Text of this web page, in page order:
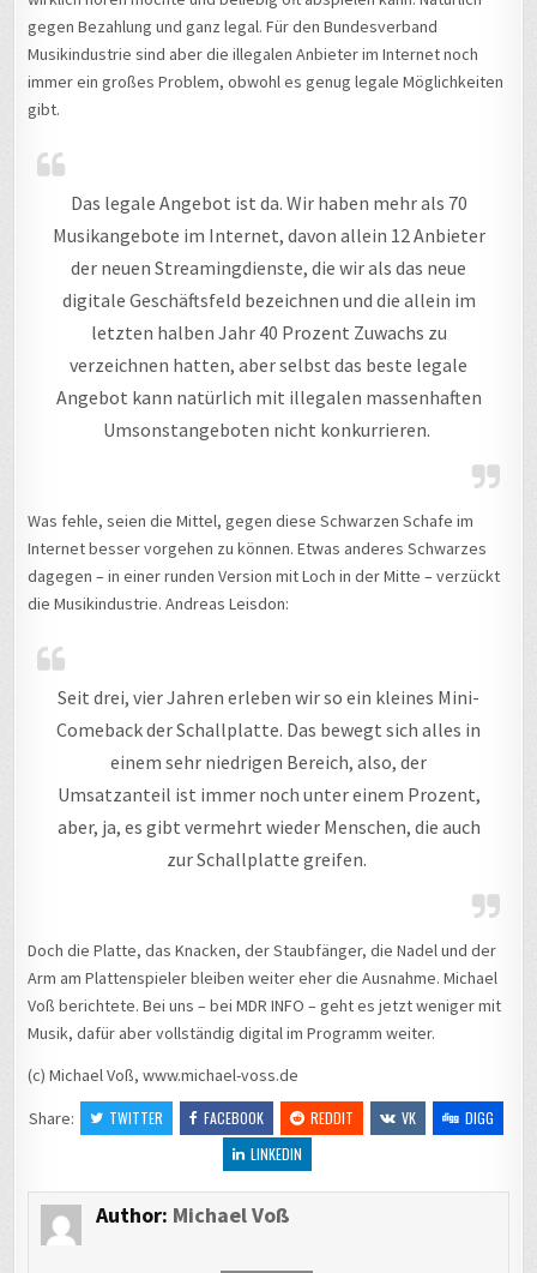
gegen Bezahlung und ganz legal. Für den Bundesverband
Musikindustrie sind aber die illegalen Anbieter im Internet noch
immer ein großes Problem, obwohl es genug legale Möglichkeiten
gibt.
Das legale Angebot ist da. Wir haben mehr als 70
Musikangebote im Internet, davon allein 12 Anbieter
der neuen Streamingdienste, die wir als das neue
digitale Geschäftsfeld bezeichnen und die allein im
letzten halben Jahr 40 Prozent Zuwachs zu
verzeichnen hatten, aber selbst das beste legale
Angebot kann natürlich mit illegalen massenhaften
Umsonstangeboten nicht konkurrieren.
Was fehle, seien die Mittel, gegen diese Schwarzen Schafe im
Internet besser vorgehen zu können. Etwas anderes Schwarzes
dagegen – in einer runden Version mit Loch in der Mitte – verzückt
die Musikindustrie. Andreas Leisdon:
Seit drei, vier Jahren erleben wir so ein kleines Mini-
Comeback der Schallplatte. Das bewegt sich alles in
einem sehr niedrigen Bereich, also, der
Umsatzanteil ist immer noch unter einem Prozent,
aber, ja, es gibt vermehrt wieder Menschen, die auch
zur Schallplatte greifen.
Doch die Platte, das Knacken, der Staubfänger, die Nadel und der
Arm am Plattenspieler bleiben weiter eher die Ausnahme. Michael
Voß berichtete. Bei uns – bei MDR INFO – geht es jetzt weniger mit
Musik, dafür aber vollständig digital im Programm weiter.
(c) Michael Voß, www.michael-voss.de
Share:
TWITTER FACEBOOK REDDIT VK
DIGG
LINKEDIN
Author: Michael Voß